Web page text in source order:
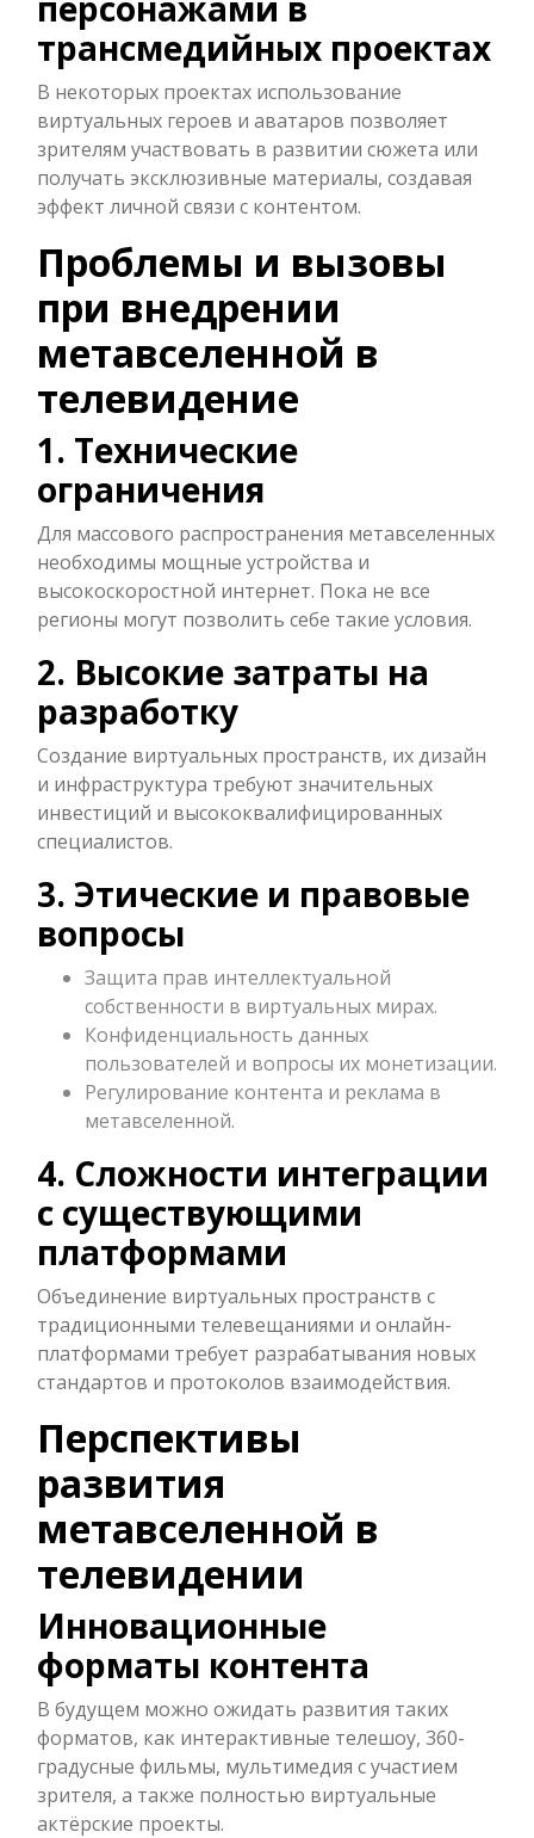
трансмедийных проектах
В некоторых проектах использование
виртуальных героев и аватаров позволяет
зрителям участвовать в развитии сюжета или
получать эксклюзивные материалы, создавая
эффект личной связи с контентом.
Проблемы и вызовы
при внедрении
метавселенной в
телевидение
1. Технические
ограничения
Для массового распространения метавселенных
необходимы мощные устройства и
высокоскоростной интернет. Пока не все
регионы могут позволить себе такие условия.
2. Высокие затраты на
разработку
Создание виртуальных пространств, их дизайн
и инфраструктура требуют значительных
инвестиций и высококвалифицированных
специалистов.
3. Этические и правовые
вопросы
Защита прав интеллектуальной
собственности в виртуальных мирах.
Конфиденциальность данных
пользователей и вопросы их монетизации.
Регулирование контента и реклама в
метавселенной.
4. Сложности интеграции
с существующими
платформами
Объединение виртуальных пространств с
традиционными телевещаниями и онлайн-
платформами требует разрабатывания новых
стандартов и протоколов взаимодействия.
Перспективы
развития
метавселенной в
телевидении
Инновационные
форматы контента
В будущем можно ожидать развития таких
форматов, как интерактивные телешоу, 360-
градусные фильмы, мультимедия с участием
зрителя, а также полностью виртуальные
актёрские проекты.